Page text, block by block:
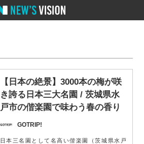
【日本の絶景】3000本の梅が咲
き誇る日本三大名園 / 茨城県水
戸市の偕楽園で味わう春の香り
GOTRIP!
日本三名園として名高い偕楽園（茨城県水戸